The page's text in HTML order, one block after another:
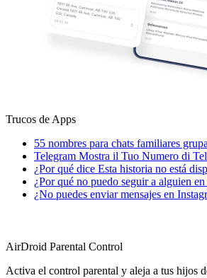
Trucos de Apps
55 nombres para chats familiares
Telegram Mostra il Tuo Numero di
¿Por qué dice Esta historia no está
¿Por qué no puedo seguir a alguien
¿No puedes enviar mensajes en
AirDroid Parental Control
Activa el control parental y aleja a tus hijos